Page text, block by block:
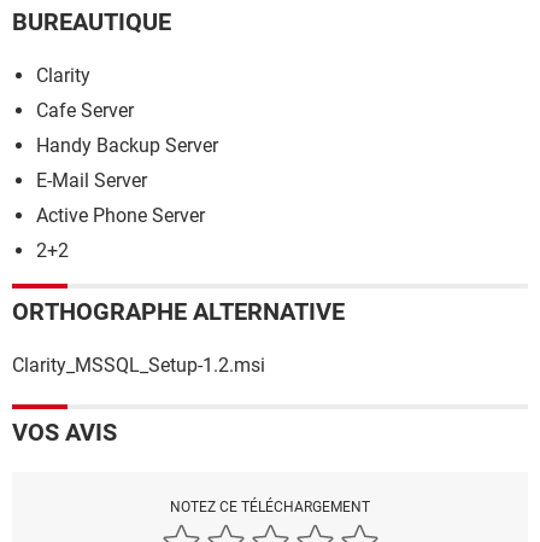
BUREAUTIQUE
Clarity
Cafe Server
Handy Backup Server
E-Mail Server
Active Phone Server
2+2
ORTHOGRAPHE ALTERNATIVE
Clarity_MSSQL_Setup-1.2.msi
VOS AVIS
NOTEZ CE TÉLÉCHARGEMENT